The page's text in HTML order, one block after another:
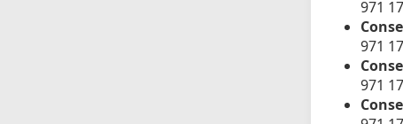
971
971
971